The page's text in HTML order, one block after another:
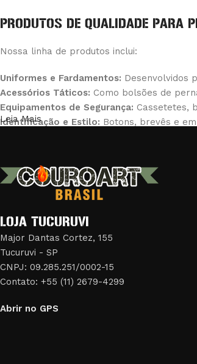
PRODUTOS DE QUALIDADE PARA
Nossa linha de produtos inclui:
Uniformes e Fardamentos: Desenvolvidos
Acessórios Táticos: Como bolsões de
Equipamentos de Segurança: Cassetetes,
Identificação e Estilo: Botons, brevês e
Explore nossa loja online e descubra
oferecer soluções que atendam às
Leia Mais
LOJA TUCURUVI
Major Dantas Cortez, 155
Tucuruvi - SP
CNPJ: 09.285.251/0002-15
Contato: +55 (11) 2679-4299
Abrir no GPS